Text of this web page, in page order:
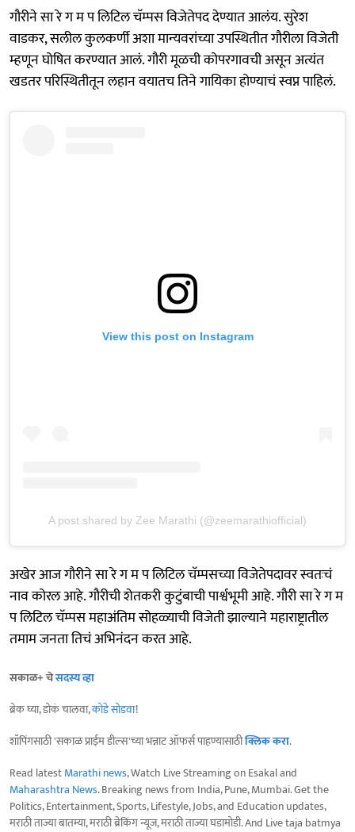
गौरीने सा रे ग म प लिटिल चॅम्पस विजेतेपद देण्यात आलंय. सुरेश
वाडकर, सलील कुलकर्णी अशा मान्यवरांच्या उपस्थितीत गौरीला विजेती
म्हणून घोषित करण्यात आलं. गौरी मूळची कोपरगावची असून अत्यंत
खडतर परिस्थितीतून लहान वयातच तिने गायिका होण्याचं स्वप्न पाहिलं.
View this post on Instagram
A post shared by Zee Marathi (@zeemarathiofficial)
अखेर आज गौरीने सा रे ग म प लिटिल चॅम्पसच्या विजेतेपदावर स्वतःचं
नाव कोरल आहे. गौरीची शेतकरी कुटुंबाची पार्श्वभूमी आहे. गौरी सा रे ग म
प लिटिल चॅम्पस महाअंतिम सोहळ्याची विजेती झाल्याने महाराष्ट्रातील
तमाम जनता तिचं अभिनंदन करत आहे.
सकाळ+ चेसदस्य व्हा
ब्रेक घ्या, डोकं चालवा,कोडे सोडवा!
शॉपिंगसाठी 'सकाळ प्राईम डील्स'च्या भन्नाट ऑफर्स पाहण्यासाठीक्लिक करा.
Read latestMarathi news, Watch Live Streaming on Esakal and
Maharashtra News. Breaking news from India, Pune, Mumbai. Get the
Politics, Entertainment, Sports, Lifestyle, Jobs, and Education updates,
मराठी ताज्या बातम्या, मराठी ब्रेकिंग न्यूज, मराठी ताज्या घडामोडी. And Live taja batmya